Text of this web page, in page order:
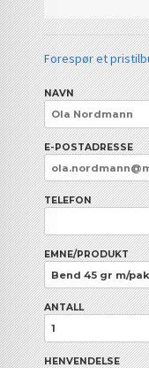
Forespør et
NAVN
E-POSTADRESSE
TELEFON
EMNE/PRODUKT
ANTALL
HENVENDELSE